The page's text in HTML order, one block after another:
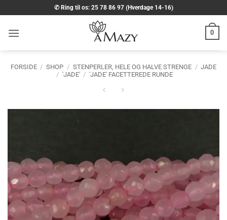
til
indhold
✆ Ring til os: 25 78 86 97 (Hverdage 14-16)
0
FORSIDE / SHOP / STENPERLER, HELE OG HALVE STRENGE / JADE
/ 'JADE' / 'JADE' FACETTEREDE RUNDE